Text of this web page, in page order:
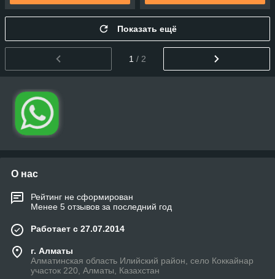
Показать ещё
1 / 2
О нас
Рейтинг не сформирован
Менее 5 отзывов за последний год
Работает с 27.07.2014
г. Алматы
Алматинская область Илийский район, село Коккайнар
участок 220, Алматы, Казахстан